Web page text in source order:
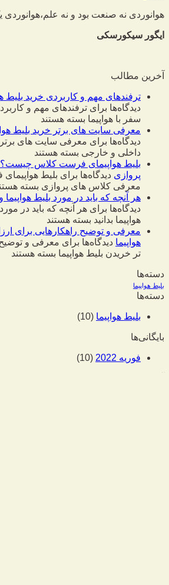
هوانوردی نه صنعت بود و نه علم،هوانوردی
ایگور سیکورسکی
آخرین مطالب
ترفندهای مهم و کاربردی خرید بلیط
دیدگاه‌ها برای ترفندهای مهم و
سفر با هواپیما بسته هستند
معرفی سایت های برتر خرید بلیط
دیدگاه‌ها برای معرفی سایت های برتر
داخلی و خارجی بسته هستند
بلیط هواپیمای فرست کلاس
پروازی دیدگاه‌ها برای بلیط
معرفی کلاس های پروازی بسته
هر آنچه که باید در مورد بلیط هواپیما
دیدگاه‌ها برای هر آنچه که باید در
هواپیما بدانید بسته هستند
معرفی و توضیح راهکارهایی برای
هواپیما دیدگاه‌ها برای معرفی و توضیح
تر خریدن بلیط هواپیما بسته هستند
دسته‌ها
بلیط هواپیما
دسته‌ها
بلیط هواپیما (10)
بایگانی‌ها
فوریه 2022 (10)